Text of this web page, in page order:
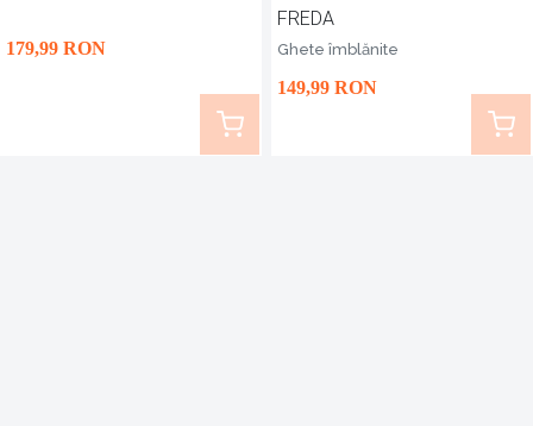
179,99 RON
FREDA
Ghete îmblănite
149,99 RON